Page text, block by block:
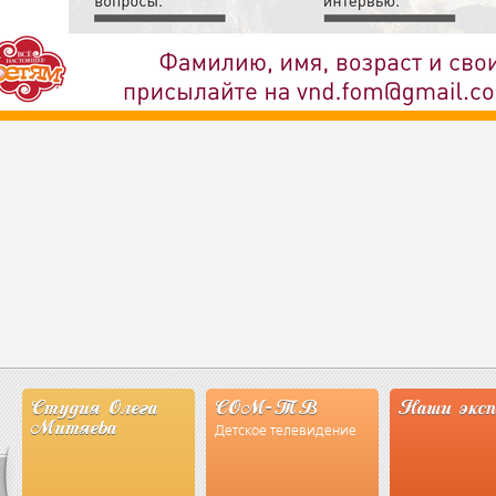
Студия Олега
Митяева
СОМ-ТВ
Детское телевидение
Наши